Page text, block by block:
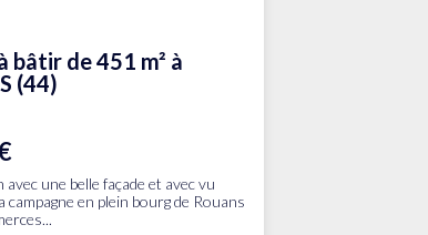
bâtir de 451 m² à
(44)
une belle façade et avec vu
campagne en plein bourg de Rouans